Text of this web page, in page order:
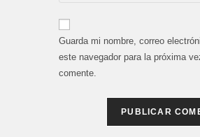
para
comentar
electrónico
para
comentar
URL
de
web
Guarda mi nombre, correo
este navegador para la próxima
comente.